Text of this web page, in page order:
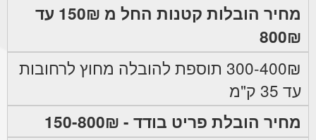
מחיר הובלות קטנות החל מ 150₪ עד
800₪
300-400₪ תוספת להובלה מחוץ לרחובות
עד 35 ק"מ
מחיר הובלת פריט בודד - 150-800₪